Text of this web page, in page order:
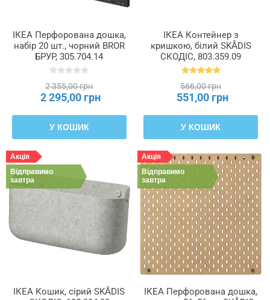
ІКЕА Перфорована дошка,
набір 20 шт., чорний BROR
БРУР, 305.704.14
2 355,00 грн
2 295,00 грн
У КОШИК
ІКЕА Контейнер з
кришкою, білий SKÅDIS
СКОДІС, 803.359.09
566,00 грн
551,00 грн
У КОШИК
Акція
Відправимо
завтра
ІКЕА Кошик, сірий SKÅDIS
Акція
Відправимо
завтра
ІКЕА Перфорована дошка,